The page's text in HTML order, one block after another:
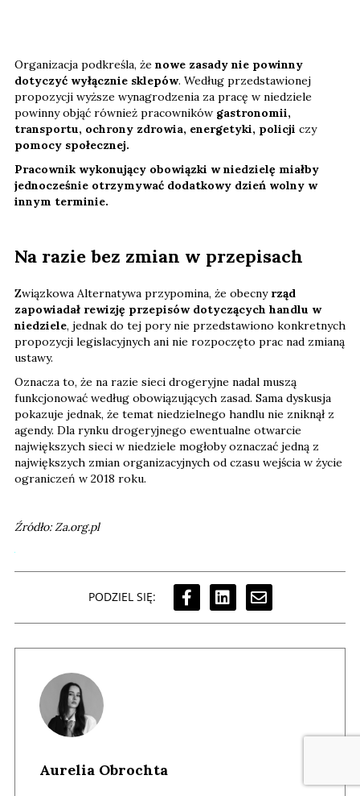
Organizacja podkreśla, że nowe zasady nie powinny
dotyczyć wyłącznie sklepów. Według przedstawionej
propozycji wyższe wynagrodzenia za pracę w niedziele
powinny objąć również pracowników gastronomii,
transportu, ochrony zdrowia, energetyki, policji czy
pomocy społecznej.
Pracownik wykonujący obowiązki w niedzielę miałby
jednocześnie otrzymywać dodatkowy dzień wolny w
innym terminie.
Na razie bez zmian w przepisach
Związkowa Alternatywa przypomina, że obecny rząd
zapowiadał rewizję przepisów dotyczących handlu w
niedziele, jednak do tej pory nie przedstawiono konkretnych
propozycji legislacyjnych ani nie rozpoczęto prac nad zmianą
ustawy.
Oznacza to, że na razie sieci drogeryjne nadal muszą
funkcjonować według obowiązujących zasad. Sama dyskusja
pokazuje jednak, że temat niedzielnego handlu nie zniknął z
agendy. Dla rynku drogeryjnego ewentualne otwarcie
największych sieci w niedziele mogłoby oznaczać jedną z
największych zmian organizacyjnych od czasu wejścia w życie
ograniczeń w 2018 roku.
Źródło: Za.org.pl
PODZIEL SIĘ:
Aurelia Obrochta